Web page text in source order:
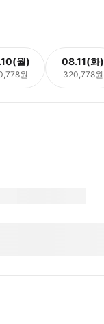
월)
원
08.11(화)
320,778원